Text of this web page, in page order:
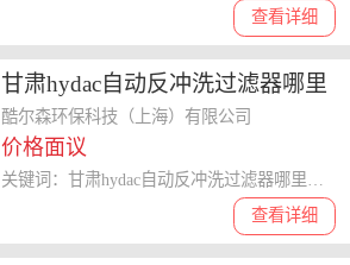
查看详细
甘肃hydac自动反冲洗过滤器哪里
买 上海酷尔森环保科技供应
酷尔森环保科技（上海）有限公司
价格面议
查看详细